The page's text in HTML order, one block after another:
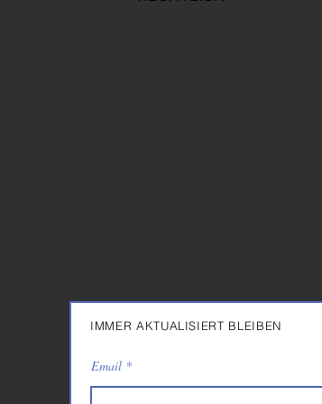
IMMER AKTUALISIERT BLEIBEN
Email